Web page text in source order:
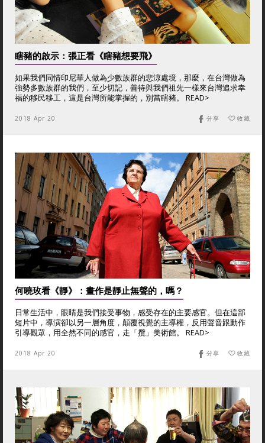
瞎豬的啟示：張正看《瞎豬想要飛》
如果我們同情印尼華人做為少數族群的悲涼處境，那麼，在台灣做為
強勢多數族群的我們，至少切記，善待與我們祖先一樣來台灣追求幸
福的移民移工，這是台灣所能掌握的，別當瞎豬。 READ>
2018 Apr 20 收藏
分享
何曉玫看《靜》：畫作是靜止無聲的，嗎？
日常生活中，眼睛是我們接受事物，感受存在的主要感官。但在這部
短片中，導演卻以另一層角度，顛覆視覺的主導權，反用聲音跟動作
引導觀眾，用全然不同的感官，走「攬」美術館。 READ>
2018 Apr 20 收藏
分享